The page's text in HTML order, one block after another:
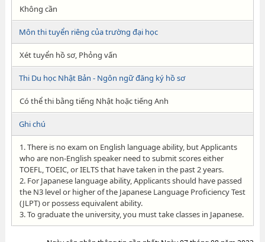
Không cần
Môn thi tuyển riêng của trường đại học
Xét tuyển hồ sơ, Phỏng vấn
Thi Du học Nhật Bản - Ngôn ngữ đăng ký hồ sơ
Có thể thi bằng tiếng Nhật hoặc tiếng Anh
Ghi chú
1. There is no exam on English language ability, but Applicants
who are non-English speaker need to submit scores either
TOEFL, TOEIC, or IELTS that have taken in the past 2 years.
2. For Japanese language ability, Applicants should have passed
the N3 level or higher of the Japanese Language Proficiency Test
(JLPT) or possess equivalent ability.
3. To graduate the university, you must take classes in Japanese.